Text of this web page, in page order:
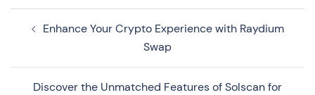
Enhance Your Crypto Experience with Raydium
Swap
Discover the Unmatched Features of Solscan for